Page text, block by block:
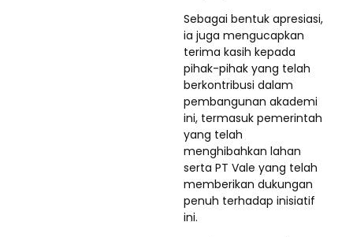
Sebagai bentuk apresiasi,
ia juga mengucapkan
terima kasih kepada
pihak-pihak yang telah
berkontribusi dalam
pembangunan akademi
ini, termasuk pemerintah
yang telah
menghibahkan lahan
serta PT Vale yang telah
memberikan dukungan
penuh terhadap inisiatif
ini.